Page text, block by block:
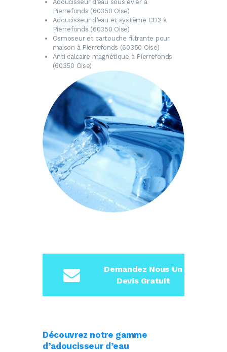
Adoucisseur d’eau sous évier à
Pierrefonds (60350 Oise)
Adoucisseur d’eau et système CO2 à
Pierrefonds (60350 Oise)
Osmoseuret cartouche filtrante pour
maison à Pierrefonds (60350 Oise)
Anti calcaire magnétique à Pierrefonds
(60350 Oise)
Demandez Nous Un
Devis Gratuit
Découvrez notre gamme
d’adoucisseur d’eau